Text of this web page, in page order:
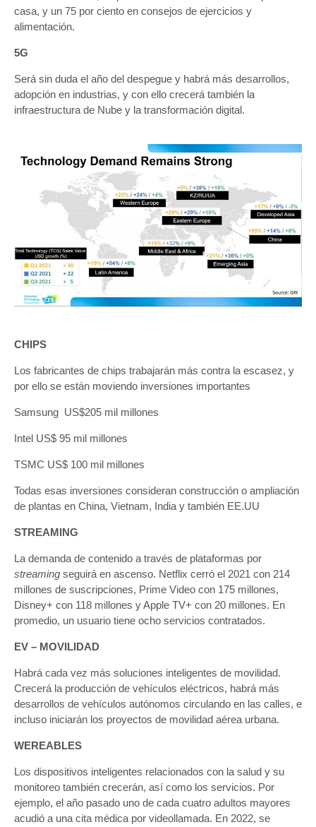
casa, y un 75 por ciento en consejos de ejercicios y
alimentación.
5G
Será sin duda el año del despegue y habrá más desarrollos,
adopción en industrias, y con ello crecerá también la
infraestructura de Nube y la transformación digital.
CHIPS
Los fabricantes de chips trabajarán más contra la escasez, y
por ello se están moviendo inversiones importantes
Samsung US$205 mil millones
Intel US$ 95 mil millones
TSMC US$ 100 mil millones
Todas esas inversiones consideran construcción o ampliación
de plantas en China, Vietnam, India y también EE.UU
STREAMING
La demanda de contenido a través de plataformas por
streaming seguirá en ascenso. Netflix cerró el 2021 con 214
millones de suscripciones, Prime Video con 175 millones,
Disney+ con 118 millones y Apple TV+ con 20 millones. En
promedio, un usuario tiene ocho servicios contratados.
EV – MOVILIDAD
Habrá cada vez más soluciones inteligentes de movilidad.
Crecerá la producción de vehículos eléctricos, habrá más
desarrollos de vehículos autónomos circulando en las calles, e
incluso iniciarán los proyectos de movilidad aérea urbana.
WEREABLES
Los dispositivos inteligentes relacionados con la salud y su
monitoreo también crecerán, así como los servicios. Por
ejemplo, el año pasado uno de cada cuatro adultos mayores
acudió a una cita médica por videollamada. En 2022, se